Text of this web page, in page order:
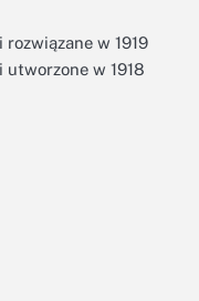
w 1919
utworzone w 1918